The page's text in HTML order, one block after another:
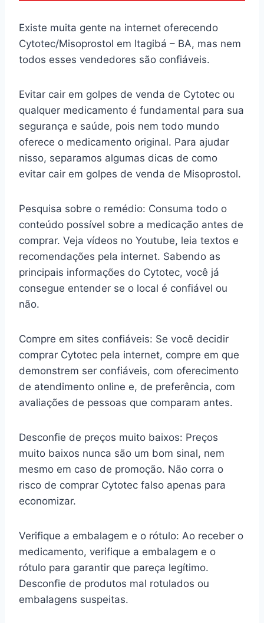
Existe muita gente na internet oferecendo
Cytotec/Misoprostol em Itagibá – BA, mas nem
todos esses vendedores são confiáveis.
Evitar cair em golpes de venda de Cytotec ou
qualquer medicamento é fundamental para sua
segurança e saúde, pois nem todo mundo
oferece o medicamento original. Para ajudar
nisso, separamos algumas dicas de como
evitar cair em golpes de venda de Misoprostol.
Pesquisa sobre o remédio: Consuma todo o
conteúdo possível sobre a medicação antes de
comprar. Veja vídeos no Youtube, leia textos e
recomendações pela internet. Sabendo as
principais informações do Cytotec, você já
consegue entender se o local é confiável ou
não.
Compre em sites confiáveis: Se você decidir
comprar Cytotec pela internet, compre em que
demonstrem ser confiáveis, com oferecimento
de atendimento online e, de preferência, com
avaliações de pessoas que comparam antes.
Desconfie de preços muito baixos: Preços
muito baixos nunca são um bom sinal, nem
mesmo em caso de promoção. Não corra o
risco de comprar Cytotec falso apenas para
economizar.
Verifique a embalagem e o rótulo: Ao receber o
medicamento, verifique a embalagem e o
rótulo para garantir que pareça legítimo.
Desconfie de produtos mal rotulados ou
embalagens suspeitas.